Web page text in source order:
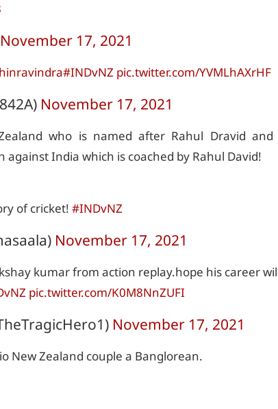
November 17, 2021
#INDvNZ pic.twitter.com/YVMLhAXrHF
November 17, 2021
who is named after Rahul Dravid and
against India which is coached by Rahul David!
of cricket! #INDvNZ
November 17, 2021
kumar from action replay.hope his career
pic.twitter.com/K0M8NnZUFI
November 17, 2021
New Zealand couple a Banglorean.